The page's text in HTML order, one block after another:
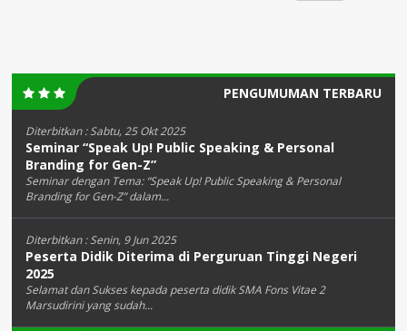
PENGUMUMAN TERBARU
Diterbitkan :Sabtu, 25 Okt 2025
Seminar “Speak Up! Public Speaking & Personal
Branding for Gen-Z”
Seminar dengan Tema: “Speak Up! Public Speaking & Personal
Branding for Gen-Z” dalam...
Diterbitkan :Senin, 9 Jun 2025
Peserta Didik Diterima di Perguruan Tinggi Negeri
2025
Selamat dan Sukses kepada peserta didik SMA Fons Vitae 2
Marsudirini yang sudah...